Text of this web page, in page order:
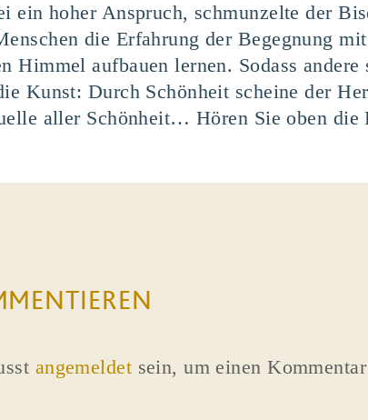
ein hoher Anspruch, schmunzelte der
die Erfahrung der Begegnung
Himmel aufbauen lernen. Sodass
Kunst: Durch Schönheit scheine der
aller Schönheit… Hören Sie oben
angemeldet sein, um einen